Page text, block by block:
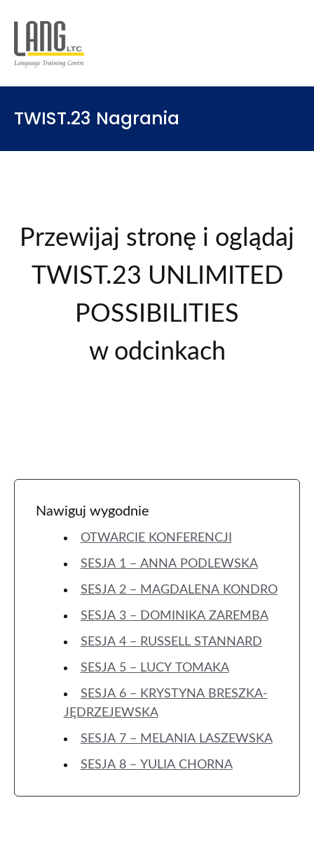
TWIST.23 Nagrania
Przewijaj stronę i oglądaj
TWIST.23 UNLIMITED
POSSIBILITIES
w odcinkach
Nawiguj wygodnie
OTWARCIE KONFERENCJI
SESJA 1 – ANNA PODLEWSKA
SESJA 2 – MAGDALENA KONDRO
SESJA 3 – DOMINIKA ZAREMBA
SESJA 4 – RUSSELL STANNARD
SESJA 5 – LUCY TOMAKA
SESJA 6 – KRYSTYNA BRESZKA-
JĘDRZEJEWSKA
SESJA 7 – MELANIA LASZEWSKA
SESJA 8 – YULIA CHORNA